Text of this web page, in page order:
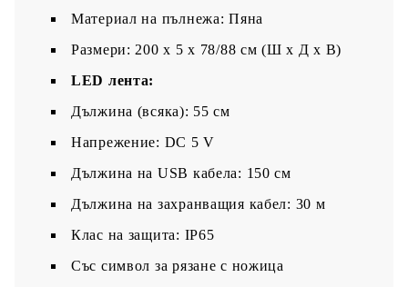
Материал на пълнежа: Пяна
Размери: 200 x 5 x 78/88 см (Ш x Д x В)
LED лента:
Дължина (всяка): 55 см
Напрежение: DC 5 V
Дължина на USB кабела: 150 см
Дължина на захранващия кабел: 30 м
Клас на защита: IP65
Със символ за рязане с ножица